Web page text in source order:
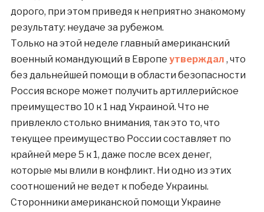
дорого, при этом приведя к неприятно знакомому
результату: неудаче за рубежом.
Только на этой неделе главный американский
военный командующий в Европе утверждал , что
без дальнейшей помощи в области безопасности
Россия вскоре может получить артиллерийское
преимущество 10 к 1 над Украиной. Что не
привлекло столько внимания, так это то, что
текущее преимущество России составляет по
крайней мере 5 к 1, даже после всех денег,
которые мы влили в конфликт. Ни одно из этих
соотношений не ведет к победе Украины.
Сторонники американской помощи Украине